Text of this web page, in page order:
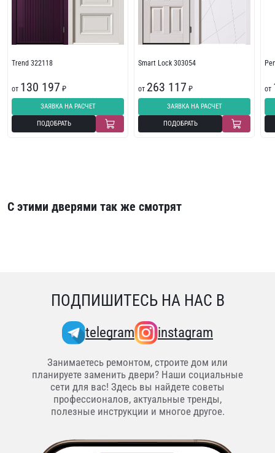
Trend 322118
от 130 197 ₽
ЗАЯВКА НА РАСЧЕТ
ПОДОБРАТЬ
Smart Lock 303054
от 263 117 ₽
ЗАЯВКА НА РАСЧЕТ
ПОДОБРАТЬ
от
С этими дверями так же смотрят
ПОДПИШИТЕСЬ НА НАС В
telegram instagram
Занимаетесь ремонтом, строите дом или
планируете заменить двери? Наши социальные
сети для вас! Здесь вы найдете советы
профессионалов, актуальные тренды,
полезные инструкции и многое другое.